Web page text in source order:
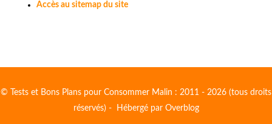
Accès au sitemap du site
© Tests et Bons Plans pour Consommer Malin : 2011 - 2026 (tous droits
réservés) - Hébergé par Overblog